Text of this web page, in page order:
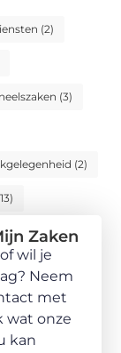
(2)
(3)
(2)
Zaken
wil je
Neem
met
wat onze
kan